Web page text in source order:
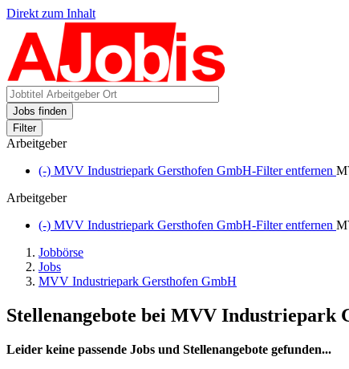
Direkt zum Inhalt
Jobs finden
Filter
Arbeitgeber
(-) MVV Industriepark Gersthofen GmbH-Filter entfernen
Arbeitgeber
(-) MVV Industriepark Gersthofen GmbH-Filter entfernen
Jobbörse
Jobs
MVV Industriepark Gersthofen GmbH
Stellenangebote bei MVV Industriepark
Leider keine passende Jobs und Stellenangebote gefunden...